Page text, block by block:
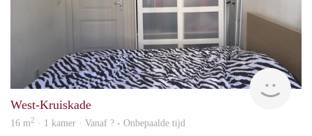
West-Kruiskade
16 m2 · 1 kamer · Vanaf ? - Onbepaalde tijd